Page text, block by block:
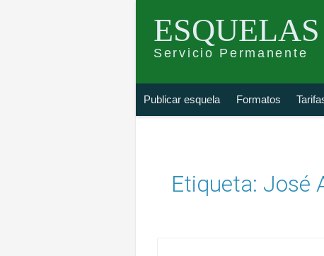
Servicio Permanente
Publicar esquela Formatos
esquela
Etiqueta: José